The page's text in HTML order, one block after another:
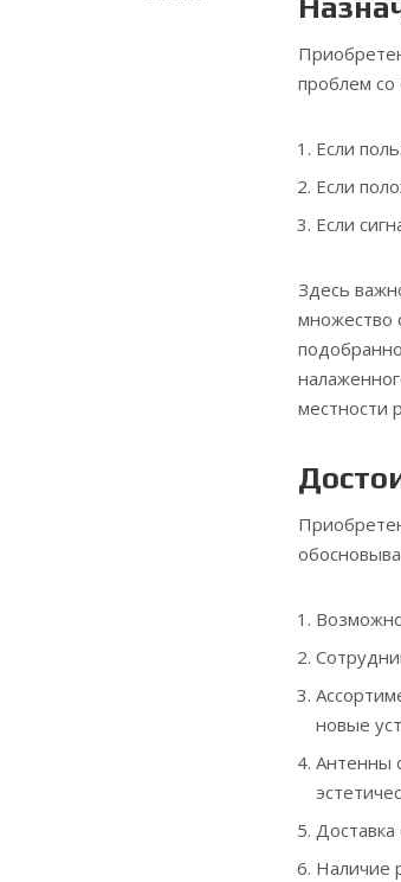
проблем со
Если
Если
Если
Здесь
множество
местности
новые
Антенны
Наличие